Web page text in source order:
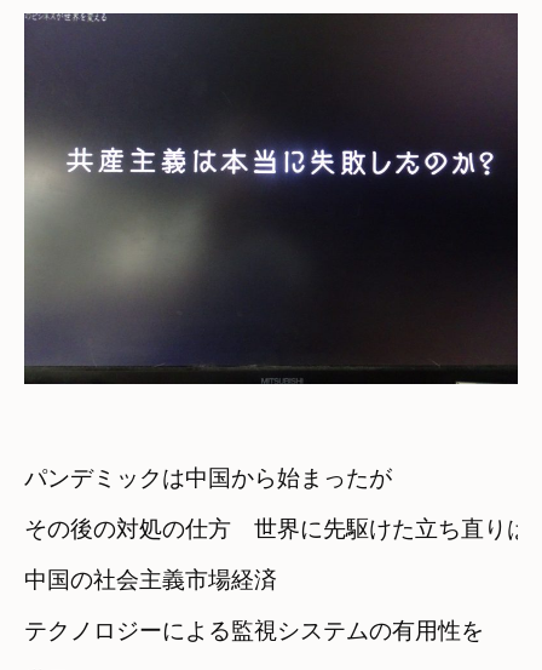
パンデミックは中国から始まったが
その後の対処の仕方　世界に先駆けた立ち直りは
中国の社会主義市場経済
テクノロジーによる監視システムの有用性を